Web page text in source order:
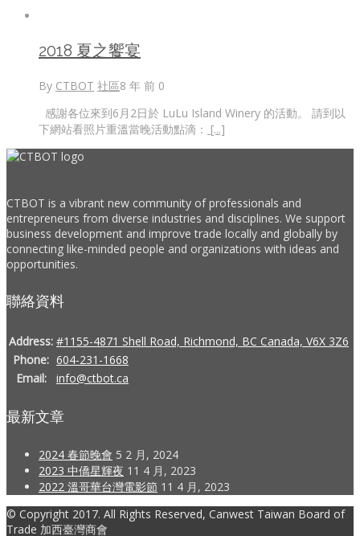
2018 夏之饗宴
By CTBOT 社區8 年 前 0
感謝各位來到6月2日於 LuLu Island Winery 的活動。 請到以
下網站看照片重溫當晚活動點滴： [...]
CTBOT is a vibrant new community of professionals and
entrepreneurs from diverse industries and disciplines. We support
business development and improve trade locally and globally by
connecting like-minded people and organizations with ideas and
opportunities.
聯絡資料
Address: #1155-4871 Shell Road, Richmond, BC Canada, V6X 3Z6
Phone: 604-231-1668
Email:
info@ctbot.ca
最新文章
2024 春節晚會 5 2 月, 2024
2023 中僑星輝夜 11 4 月, 2023
2022 溫哥華台灣電影節 11 4 月, 2023
© Copyright 2017. All Rights Reserved, Canwest Taiwan Board of
Trade 加西臺灣商會